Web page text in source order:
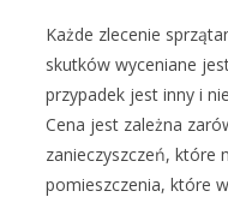
Każde zlecenie
skutków wyceniane
przypadek jest inny i
Cena jest zależna
zanieczyszczeń, które
pomieszczenia, które